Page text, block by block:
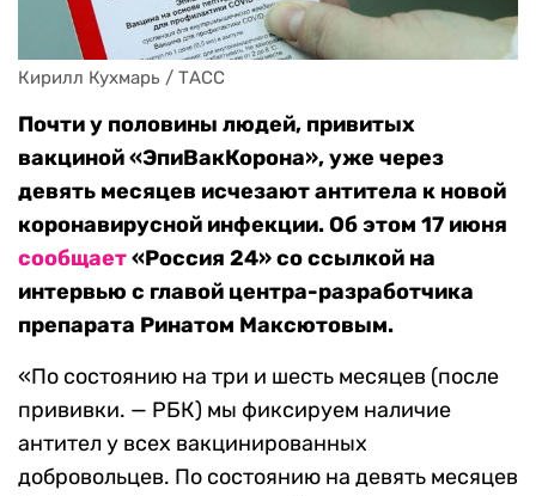
Кирилл Кухмарь / ТАСС
Почти у половины людей, привитых
вакциной «ЭпиВакКорона», уже через
девять месяцев исчезают антитела к новой
коронавирусной инфекции. Об этом 17 июня
сообщает«Россия 24» со ссылкой на
интервью с главой центра-разработчика
препарата Ринатом Максютовым.
«По состоянию на три и шесть месяцев (после
прививки. — РБК) мы фиксируем наличие
антител у всех вакцинированных
добровольцев. По состоянию на девять месяцев